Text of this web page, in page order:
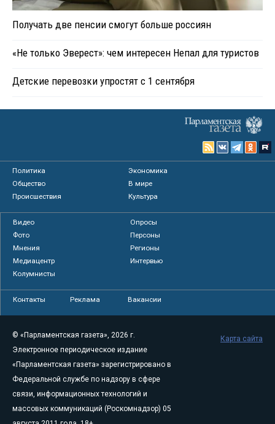
Получать две пенсии смогут больше россиян
«Не только Эверест»: чем интересен Непал для туристов
Детские перевозки упростят с 1 сентября
Политика
Экономика
Общество
В мире
Происшествия
Культура
Видео
Опросы
Фото
Персоны
Мнения
Регионы
Медиацентр
Интервью
Колумнисты
Контакты Реклама Вакансии
© «Парламентская газета», 2026 г.
Электронное периодическое издание
«Парламентская газета» зарегистрировано в
Федеральной службе по надзору в сфере
связи, информационных технологий и
массовых коммуникаций (Роскомнадзор) 05
Карта сайта